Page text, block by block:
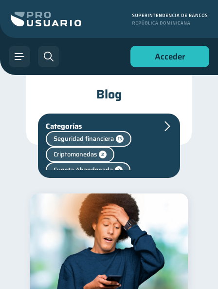
Acceder
Blog
Categorías
Seguridad financiera 13
Criptomonedas 2
Cuenta Abandonada 2
Salud mental
Finanzas personales 44
Manejo de deudas 31
Educación financiera 31
Finanzas para jóvenes 30
Control de deudas 30